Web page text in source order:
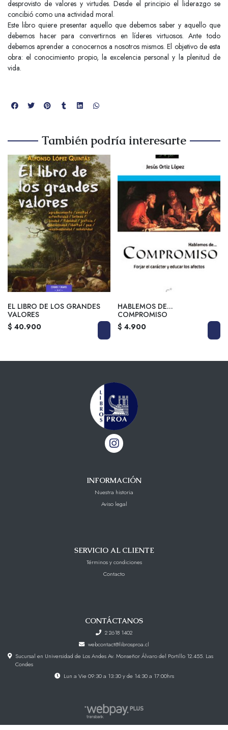
desprovisto de valores y virtudes. Desde el principio el liderazgo se
concibió como una actividad moral.
Este libro quiere presentar aquello que debemos saber y aquello que
debemos hacer para convertirnos en líderes virtuosos. Ante todo
debemos aprender a conocernos a nosotros mismos. El objetivo de esta
obra: el conocimiento propio, la excelencia personal y la plenitud de
vida.
También podría interesarte
EL LIBRO DE LOS GRANDES
VALORES
$ 40.900
HABLEMOS DE...
COMPROMISO
$ 4.900
INFORMACIÓN
Nuestra historia
Aviso legal
SERVICIO AL CLIENTE
Términos y condiciones
Contacto
CONTÁCTANOS
2 2618 1402
webcontact@librosproa.cl
Sucursal en Universidad de Los Andes Av. Monseñor Álvaro del Portillo 12.455. Las
Condes
Lun a Vie 09:30 a 13:30 y de 14:30 a 17:00hrs